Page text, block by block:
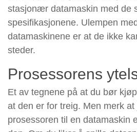
stasjonær datamaskin med de
spesifikasjonene. Ulempen
datamaskinene er at de ikke
steder.
Prosessorens
Et av tegnene på at du bør
at den er for treig. Men merk
prosessoren til en datamaskin